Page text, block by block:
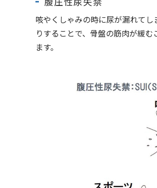
咳やくしゃみの時に尿が漏れて
りすることで、骨盤の筋肉が緩
ます。